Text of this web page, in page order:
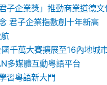
子企業獎」推動商業道德文
君子企業指數創十年新高
千萬大賽擴展至16內地城
多媒體互動粵語平台
習粵語新大門